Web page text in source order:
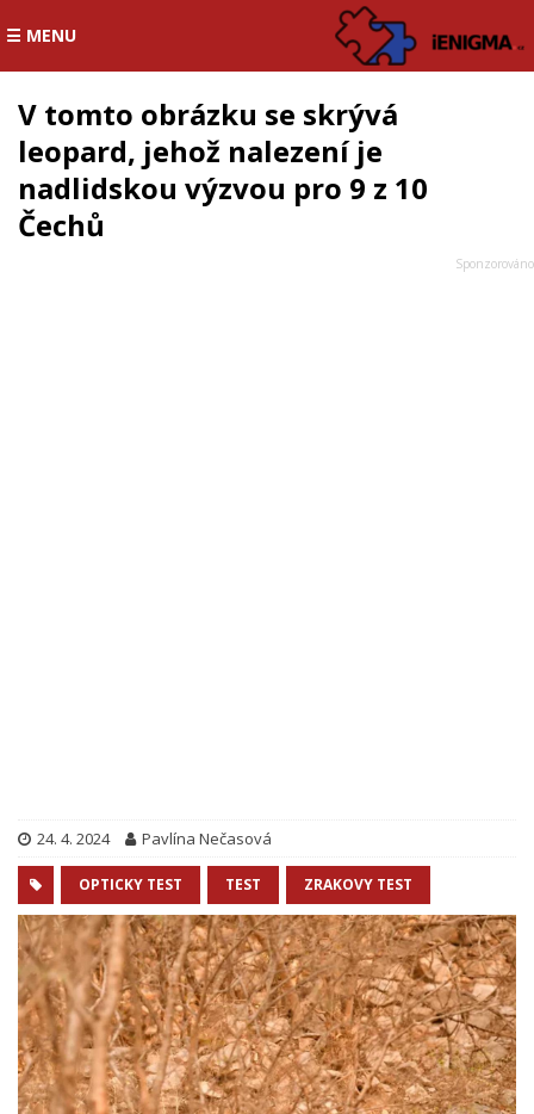
☰ MENU
V tomto obrázku se skrývá
leopard, jehož nalezení je
nadlidskou výzvou pro 9 z 10
Čechů
24. 4. 2024 Pavlína Nečasová
OPTICKY TEST TEST ZRAKOVY TEST